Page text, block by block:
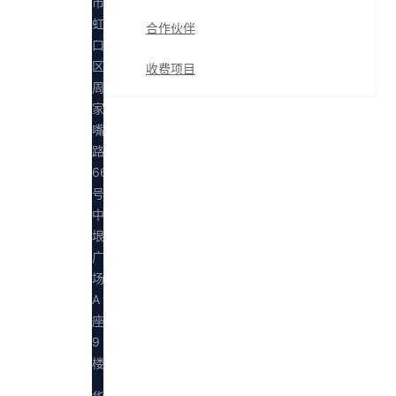
合作伙伴
收费项目
虹
口
区
周
家
嘴
路
669
号
中
垠
广
场
A
座
9
楼